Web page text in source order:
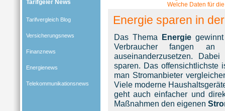
Tarifgeier News
Tarifvergleich Blog
Versicherungsnews
Finanznews
Energienews
Telekommunikationsnews
Welche Daten für
Energie sparen in
Das Thema Energiegewinnt
Verbraucher fangen
auseinanderzusetzen.
sparen. Das offensichtlichste
man Stromanbieter
Viele moderne
geht auch einfacher und
Maßnahmen den eigenen